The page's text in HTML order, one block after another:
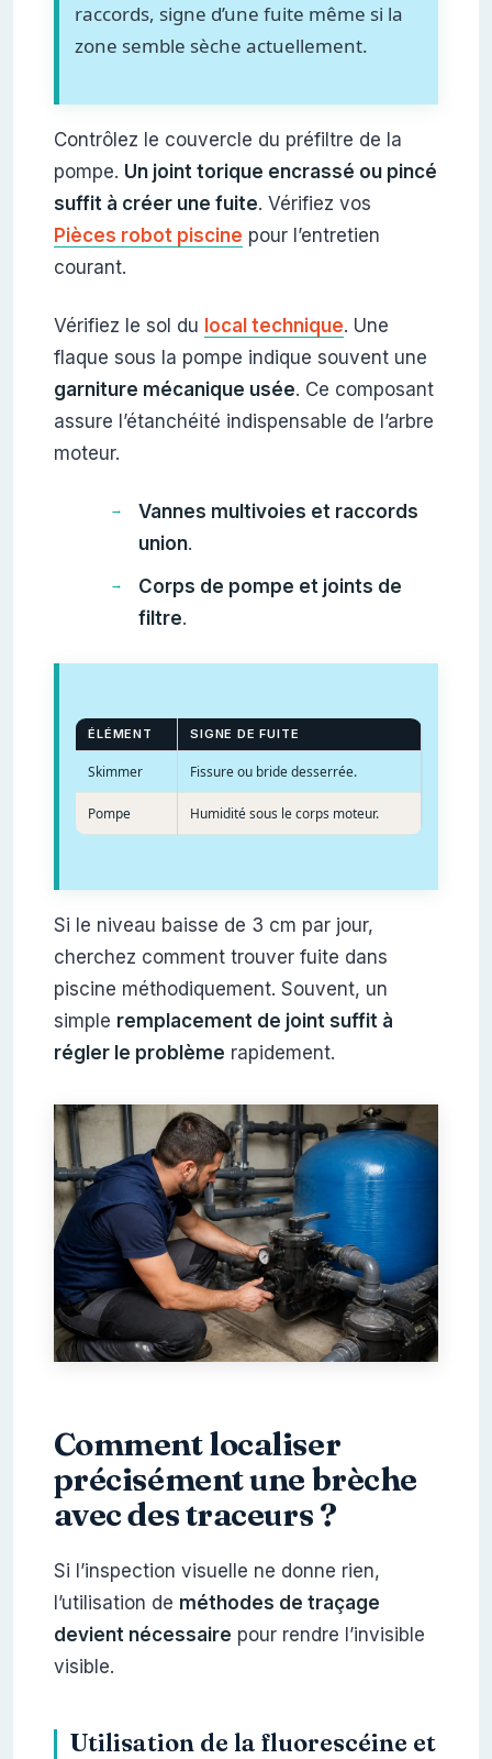
raccords, signe d’une fuite même si la
zone semble sèche actuellement.
Contrôlez le couvercle du préfiltre de la
pompe. Un joint torique encrassé ou pincé
suffit à créer une fuite. Vérifiez vos
Pièces robot piscine pour l’entretien
courant.
Vérifiez le sol du local technique. Une
flaque sous la pompe indique souvent une
garniture mécanique usée. Ce composant
assure l’étanchéité indispensable de l’arbre
moteur.
Vannes multivoies et raccords
union.
Corps de pompe et joints de
filtre.
ÉLÉMENT SIGNE DE FUITE
Skimmer Fissure ou bride desserrée.
Pompe Humidité sous le corps moteur.
Si le niveau baisse de 3 cm par jour,
cherchez comment trouver fuite dans
piscine méthodiquement. Souvent, un
simple remplacement de joint suffit à
régler le problème rapidement.
Comment localiser
précisément une brèche
avec des traceurs ?
Si l’inspection visuelle ne donne rien,
l’utilisation de méthodes de traçage
devient nécessaire pour rendre l’invisible
visible.
Utilisation de la fluorescéine et